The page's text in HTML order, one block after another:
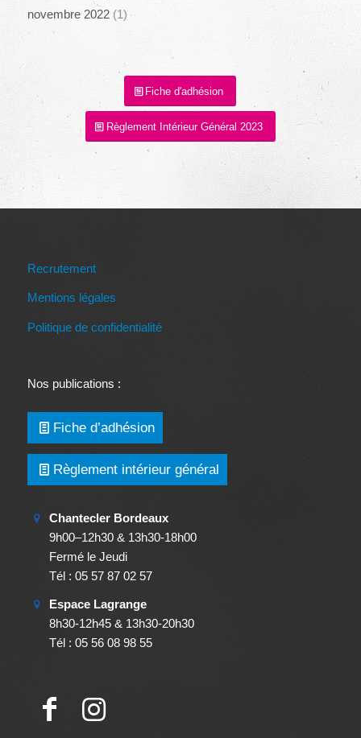
novembre 2022(1)
Fiche d'adhésion
Règlement Intérieur Général 2023
Recrutement
Mentions légales
Politique de confidentialité
Nos publications :
Fiche d’adhésion
Règlement intérieur général
Chantecler Bordeaux
9h00–12h30 & 13h30-18h00
Fermé le Jeudi
Tél : 05 57 87 02 57
Espace Lagrange
8h30-12h45 & 13h30-20h30
Tél : 05 56 08 98 55